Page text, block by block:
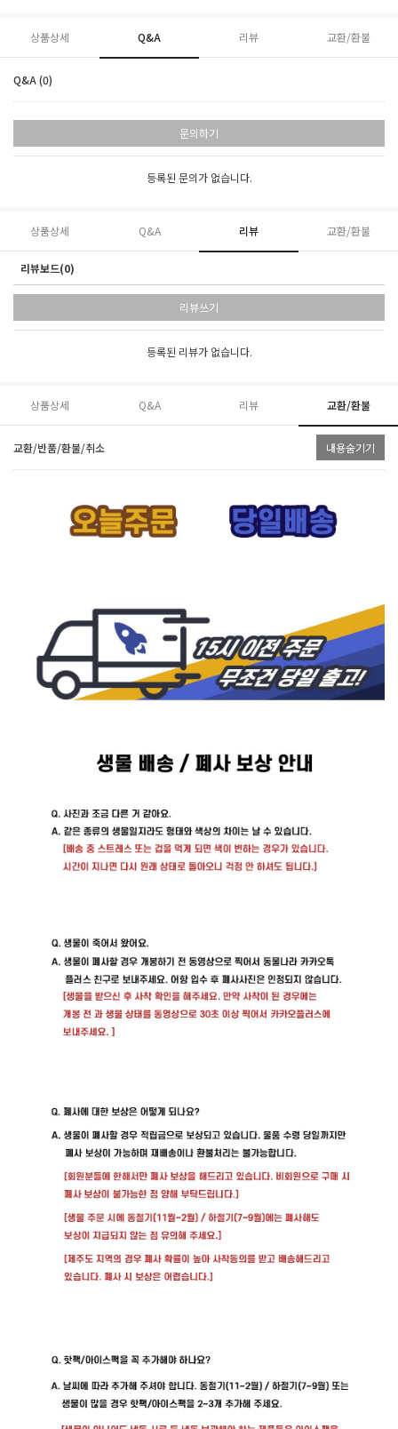
상품상세 Q&A 리뷰 교환/환불
Q&A (0)
문의하기
등록된 문의가 없습니다.
상품상세 Q&A 리뷰 교환/환불
리뷰보드(0)
리뷰쓰기
등록된 리뷰가 없습니다.
상품상세 Q&A 리뷰 교환/환불
교환/반품/환불/취소 내용숨기기